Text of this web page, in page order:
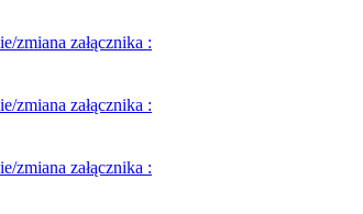
załącznika :
załącznika :
załącznika :